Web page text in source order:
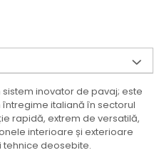
inovator de pavaj; este
italiană în sectorul
rapidă, extrem de versatilă,
interioare și exterioare
deosebite.